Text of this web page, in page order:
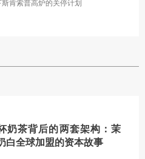
肯索普高炉的关停计划
奶茶背后的两套架构：茉
白全球加盟的资本故事